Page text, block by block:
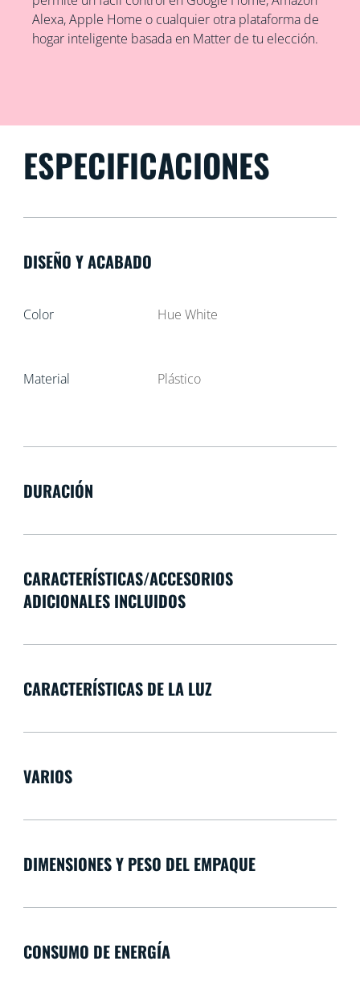
Alexa, Apple Home o cualquier otra plataforma de
hogar inteligente basada en Matter de tu elección.
ESPECIFICACIONES
DISEÑO Y ACABADO
Color Hue White
Material Plástico
DURACIÓN
CARACTERÍSTICAS/ACCESORIOS
ADICIONALES INCLUIDOS
CARACTERÍSTICAS DE LA LUZ
VARIOS
DIMENSIONES Y PESO DEL EMPAQUE
CONSUMO DE ENERGÍA